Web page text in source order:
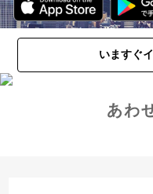
いますぐ
あわ